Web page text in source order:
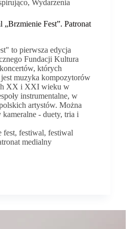
, Wydarzenia
„Brzmienie Fest”. Patronat
to pierwsza edycja
Fundacji Kultura
których
muzyka kompozytorów
XX i XXI wieku w
instrumentalne, w
artystów. Można
kameralne - duety, tria i
fest,festiwal,festiwal
medialny